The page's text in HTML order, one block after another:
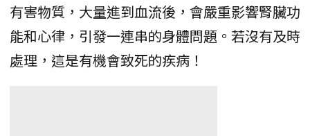
有害物質，大量進到血流後，會嚴重影響腎臟功
能和心律，引發一連串的身體問題。若沒有及時
處理，這是有機會致死的疾病！